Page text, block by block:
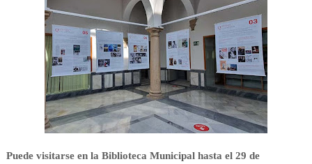
Puede visitarse en la Biblioteca Municipal hasta el 29 de